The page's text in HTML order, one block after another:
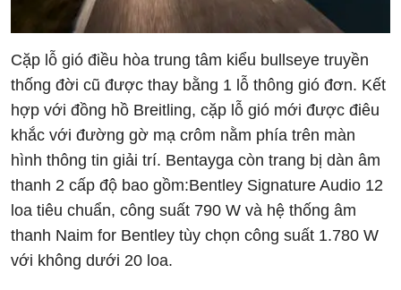
Cặp lỗ gió điều hòa trung tâm kiểu bullseye truyền
thống đời cũ được thay bằng 1 lỗ thông gió đơn. Kết
hợp với đồng hồ Breitling, cặp lỗ gió mới được điêu
khắc với đường gờ mạ crôm nằm phía trên màn
hình thông tin giải trí. Bentayga còn trang bị dàn âm
thanh 2 cấp độ bao gồm:Bentley Signature Audio 12
loa tiêu chuẩn, công suất 790 W và hệ thống âm
thanh Naim for Bentley tùy chọn công suất 1.780 W
với không dưới 20 loa.